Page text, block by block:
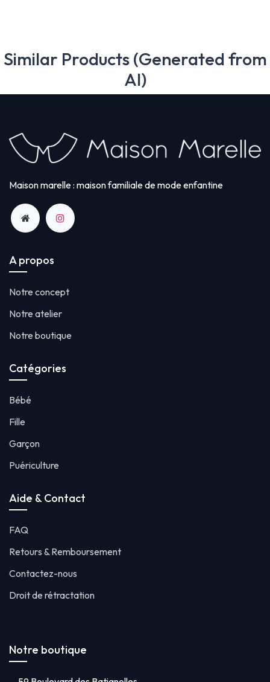
Similar Products (Generated from
AI)
Maison marelle : maison familiale de mode enfantine
A propos
Notre concept
Notre atelier
Notre boutique
Catégories
Bébé
Fille
Garçon
Puériculture
Aide & Contact
FAQ
Retours & Remboursement
Contactez-nous
Droit de rétractation
Notre boutique